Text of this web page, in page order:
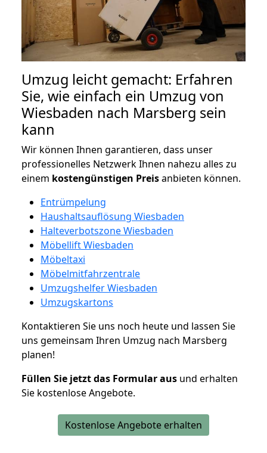
Umzug leicht gemacht: Erfahren
Sie, wie einfach ein Umzug von
Wiesbaden nach Marsberg sein
kann
Wir können Ihnen garantieren, dass unser
professionelles Netzwerk Ihnen nahezu alles zu
einem kostengünstigen Preisanbieten können.
Entrümpelung
Haushaltsauflösung Wiesbaden
Halteverbotszone Wiesbaden
Möbellift Wiesbaden
Möbeltaxi
Möbelmitfahrzentrale
Umzugshelfer Wiesbaden
Umzugskartons
Kontaktieren Sie uns noch heute und lassen Sie
uns gemeinsam Ihren Umzug nach Marsberg
planen!
Füllen Sie jetzt das Formular aus und erhalten
Sie kostenlose Angebote.
Kostenlose Angebote erhalten